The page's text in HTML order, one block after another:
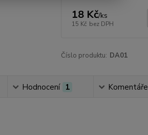
18 Kč/ks
15 Kč bez DPH
Číslo produktu: DA01
Hodnocení 1 Komentáře